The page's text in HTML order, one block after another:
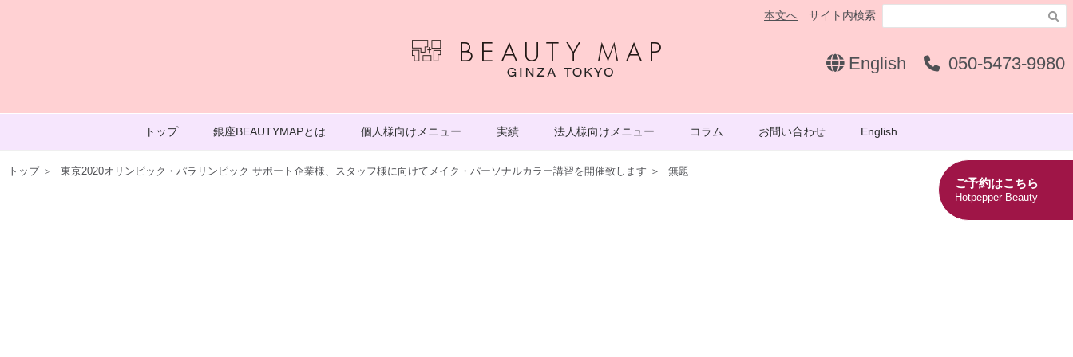
本文へ サイト内検索 
English 050-5473-9980
ご予約はこちら
Hotpepper Beauty
トップ 銀座BEAUTYMAPとは 個人様向けメニュー 実績 法人様向けメニュー コラム お問い合わせ English
トップ＞ 東京2020オリンピック・パラリンピック サポート企業様、スタッフ様に向けてメイク・パーソナルカラー講習を開催致します ＞ 無題